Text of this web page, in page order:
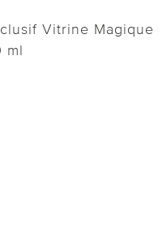
Vitrine Magique
ml